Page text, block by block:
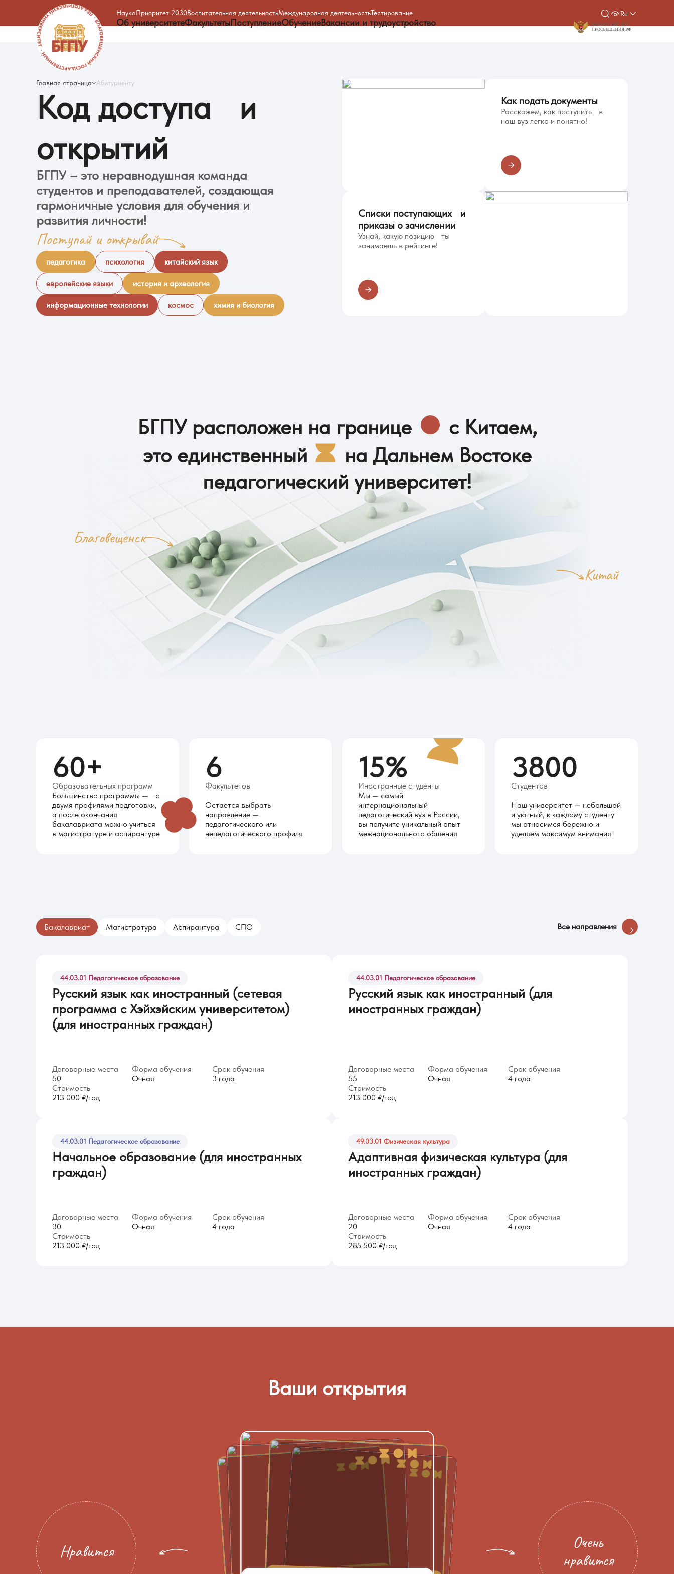
НаукаПриоритет 2030Воспитательная деятельностьМеждународная деятельностьТестирование
Об университетеФакультетыПоступлениеОбучениеВакансии и трудоустройство
Ru
Главная страница Абитуриенту
Код доступа
и
открытий
БГПУ – это неравнодушная команда
студентов и преподавателей, создающая
гармоничные условия для обучения и
развития личности!
Поступай и открывай
педагогика психология китайский язык
европейские языки история и археология
информационные технологии космос химия и биология
Как подать документы
Расскажем, как поступить в
наш вуз легко и понятно!
Списки поступающих и
приказы о зачислении
Узнай, какую позицию ты
занимаешь в рейтинге!
БГПУ расположен на границе
с Китаем,
это единственный
на Дальнем Востоке
педагогический университет!
Благовещенск
Китай
60+
Образовательных программ
Большинство программы — с
двумя профилями подготовки,
а после окончания
бакалавриата можно учиться
в магистратуре и аспирантуре
6
Факультетов
Остается выбрать
направление —
педагогического или
непедагогического профиля
15%
Иностранные студенты
Мы — самый
интернациональный
педагогический вуз в России,
вы получите уникальный опыт
межнационального общения
3800
Студентов
Наш университет — небольшой
и уютный, к каждому студенту
мы относимся бережно и
уделяем максимум внимания
Бакалавриат Магистратура Аспирантура СПО Все направления
44.03.01 Педагогическое образование
Русский язык как иностранный (сетевая
программа с Хэйхэйским университетом)
(для иностранных граждан)
Договорные места
50
Форма обучения
Очная
Срок обучения
3 года
Стоимость
213 000 ₽/год
44.03.01 Педагогическое образование
Русский язык как иностранный (для
иностранных граждан)
Договорные места
55
Форма обучения
Очная
Срок обучения
4 года
Стоимость
213 000 ₽/год
44.03.01 Педагогическое образование
Начальное образование (для иностранных
граждан)
Договорные места
30
Форма обучения
Очная
Срок обучения
4 года
Стоимость
213 000 ₽/год
49.03.01 Физическая культура
Адаптивная физическая культура (для
иностранных граждан)
Договорные места
20
Форма обучения
Очная
Срок обучения
4 года
Стоимость
285 500 ₽/год
Ваши открытия
Нравится
Очень
нравится